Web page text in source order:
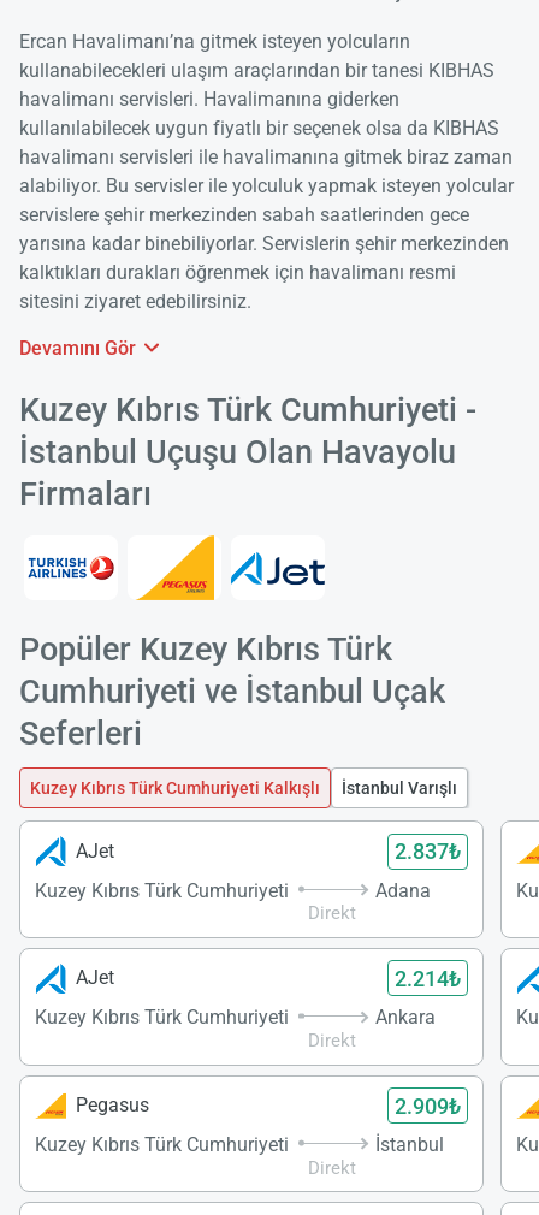
Ercan Havalimanı’na gitmek isteyen yolcuların
kullanabilecekleri ulaşım araçlarından bir tanesi KIBHAS
havalimanı servisleri. Havalimanına giderken
kullanılabilecek uygun fiyatlı bir seçenek olsa da KIBHAS
havalimanı servisleri ile havalimanına gitmek biraz zaman
alabiliyor. Bu servisler ile yolculuk yapmak isteyen yolcular
servislere şehir merkezinden sabah saatlerinden gece
yarısına kadar binebiliyorlar. Servislerin şehir merkezinden
kalktıkları durakları öğrenmek için havalimanı resmi
sitesini ziyaret edebilirsiniz.
Devamını Gör
Kuzey Kıbrıs Türk Cumhuriyeti -
İstanbul Uçuşu Olan Havayolu
Firmaları
Popüler Kuzey Kıbrıs Türk
Cumhuriyeti ve İstanbul Uçak
Seferleri
Kuzey Kıbrıs Türk Cumhuriyeti Kalkışlı İstanbul Varışlı
AJet 2.837₺
Kuzey Kıbrıs Türk Cumhuriyeti
Direkt
Adana
AJet 2.214₺
Kuzey Kıbrıs Türk Cumhuriyeti
Direkt
Ankara
Pegasus 2.909₺
Kuzey Kıbrıs Türk Cumhuriyeti
Direkt
İstanbul